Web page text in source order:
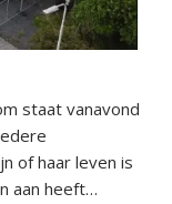
staat vanavond
of haar leven is
aan heeft…